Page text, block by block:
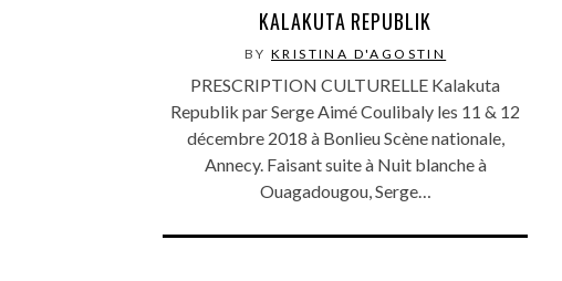
KALAKUTA REPUBLIK
BY KRISTINA D'AGOSTIN
PRESCRIPTION CULTURELLE Kalakuta
Republik par Serge Aimé Coulibaly les 11 & 12
décembre 2018 à Bonlieu Scène nationale,
Annecy. Faisant suite à Nuit blanche à
Ouagadougou, Serge…